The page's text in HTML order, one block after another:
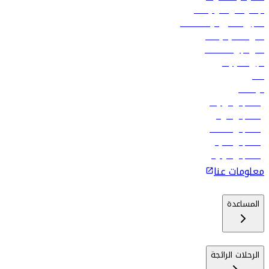
الإعلان على متن رحلاتنا
تسجيل الدخول لوكلاء السفر
أدنى أسعار الرحلات
فلاي دبي للعطلات
تأجير السيارات
فنادق
الوظائف
رحلات إلى تبيليسي
رحلات إلى الرياض
رحلات إلى مسقط
رحلات إلى ماليه
رحلات إلى كولومبو
معلومات عنا
المساعدة
الرحلات الرائجة